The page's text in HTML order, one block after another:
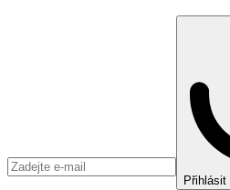
Přihlásit